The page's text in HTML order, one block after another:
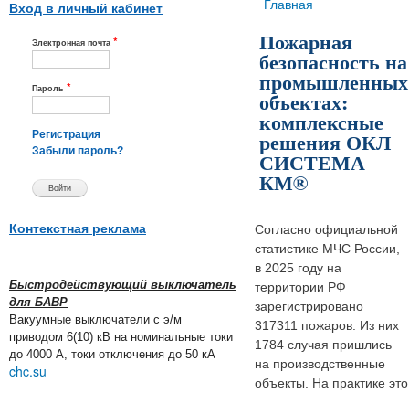
Вход в личный кабинет
Электронная почта *
Пароль *
Регистрация
Забыли пароль?
Контекстная реклама
Быстродействующий выключатель
для БАВР
Вакуумные выключатели с э/м
приводом 6(10) кВ на номинальные токи
до 4000 А, токи отключения до 50 кА
chc.su
Вы здесь
Главная
Пожарная
безопасность на
промышленных
объектах:
комплексные
решения ОКЛ
СИСТЕМА
КМ®
Согласно официальной
статистике МЧС России,
в 2025 году на
территории РФ
зарегистрировано
317311 пожаров. Из них
1784 случая пришлись
на производственные
объекты. На практике это